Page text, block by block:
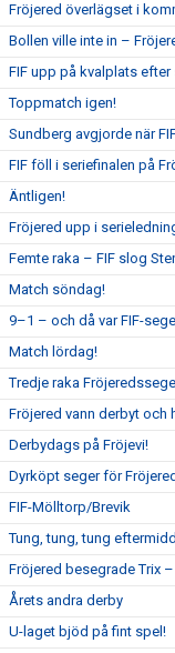
Fröjered överlägset i
Bollen ville inte in –
FIF upp på kvalplats
Toppmatch igen!
Sundberg avgjorde när
FIF föll i seriefinalen på
Äntligen!
Fröjered upp i
Femte raka – FIF slog
Match söndag!
9–1 – och då var FIF-
Match lördag!
Tredje raka
Fröjered vann derbyt och
Derbydags på Fröjevi!
Dyrköpt seger för
FIF-Mölltorp/Brevik
Tung, tung, tung
Fröjered besegrade Trix
Årets andra derby
U-laget bjöd på fint spel!